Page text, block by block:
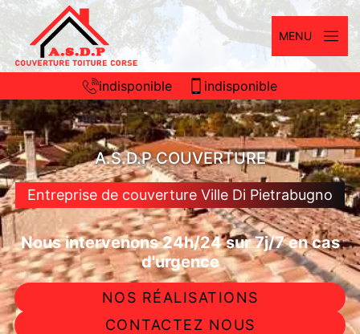
MENU
indisponible indisponible
A.S.D.P COUVERTURE
Entreprise de couverture Ville Di Pietrabugno
Nous intervenons 24h/24 sur 7j/7 en cas
d'urgence
NOS RÉALISATIONS
CONTACTEZ NOUS